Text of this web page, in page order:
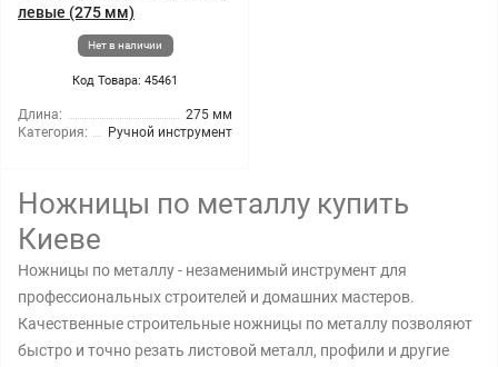
левые (275 мм)
Нет в наличии
Код Товара: 45461
Длина:
275 мм
Категория:
Ручной инструмент
Ножницы по металлу купить
Киеве
Ножницы по металлу - незаменимый инструмент для
профессиональных строителей и домашних мастеров.
Качественные строительные ножницы по металлу позволяют
быстро и точно резать листовой металл, профили и другие